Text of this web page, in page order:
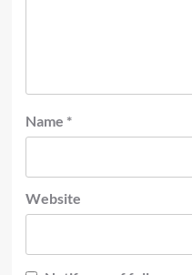
Name *
Website